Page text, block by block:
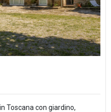
Toscana con giardino,